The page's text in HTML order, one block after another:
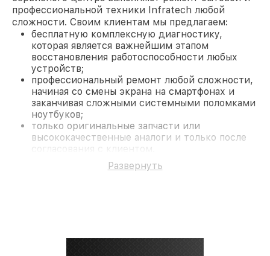
профессиональной техники Infratech любой
сложности. Своим клиентам мы предлагаем:
бесплатную комплексную диагностику,
которая является важнейшим этапом
восстановления работоспособности любых
устройств;
профессиональный ремонт любой сложности,
начиная со смены экрана на смартфонах и
заканчивая сложными системными поломками
ноутбуков;
только оригинальные запчасти или
высококачественные аналоги и только после
согласования с клиентом.
На все работы и замененные комплектующие
предоставляется длительная гарантия. В случае
Развернуть